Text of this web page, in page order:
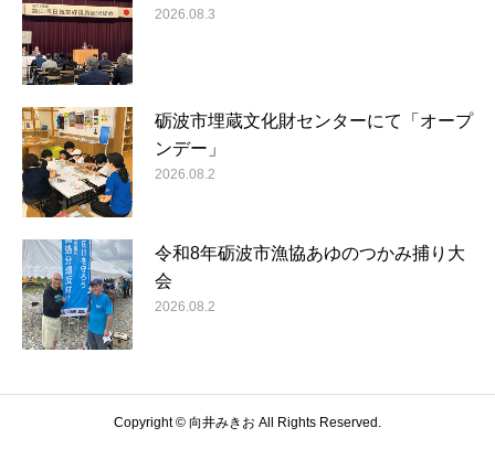
2026.08.3
砺波市埋蔵文化財センターにて「オープ
ンデー」
2026.08.2
令和8年砺波市漁協あゆのつかみ捕り大
会
2026.08.2
Copyright © 向井みきお All Rights Reserved.